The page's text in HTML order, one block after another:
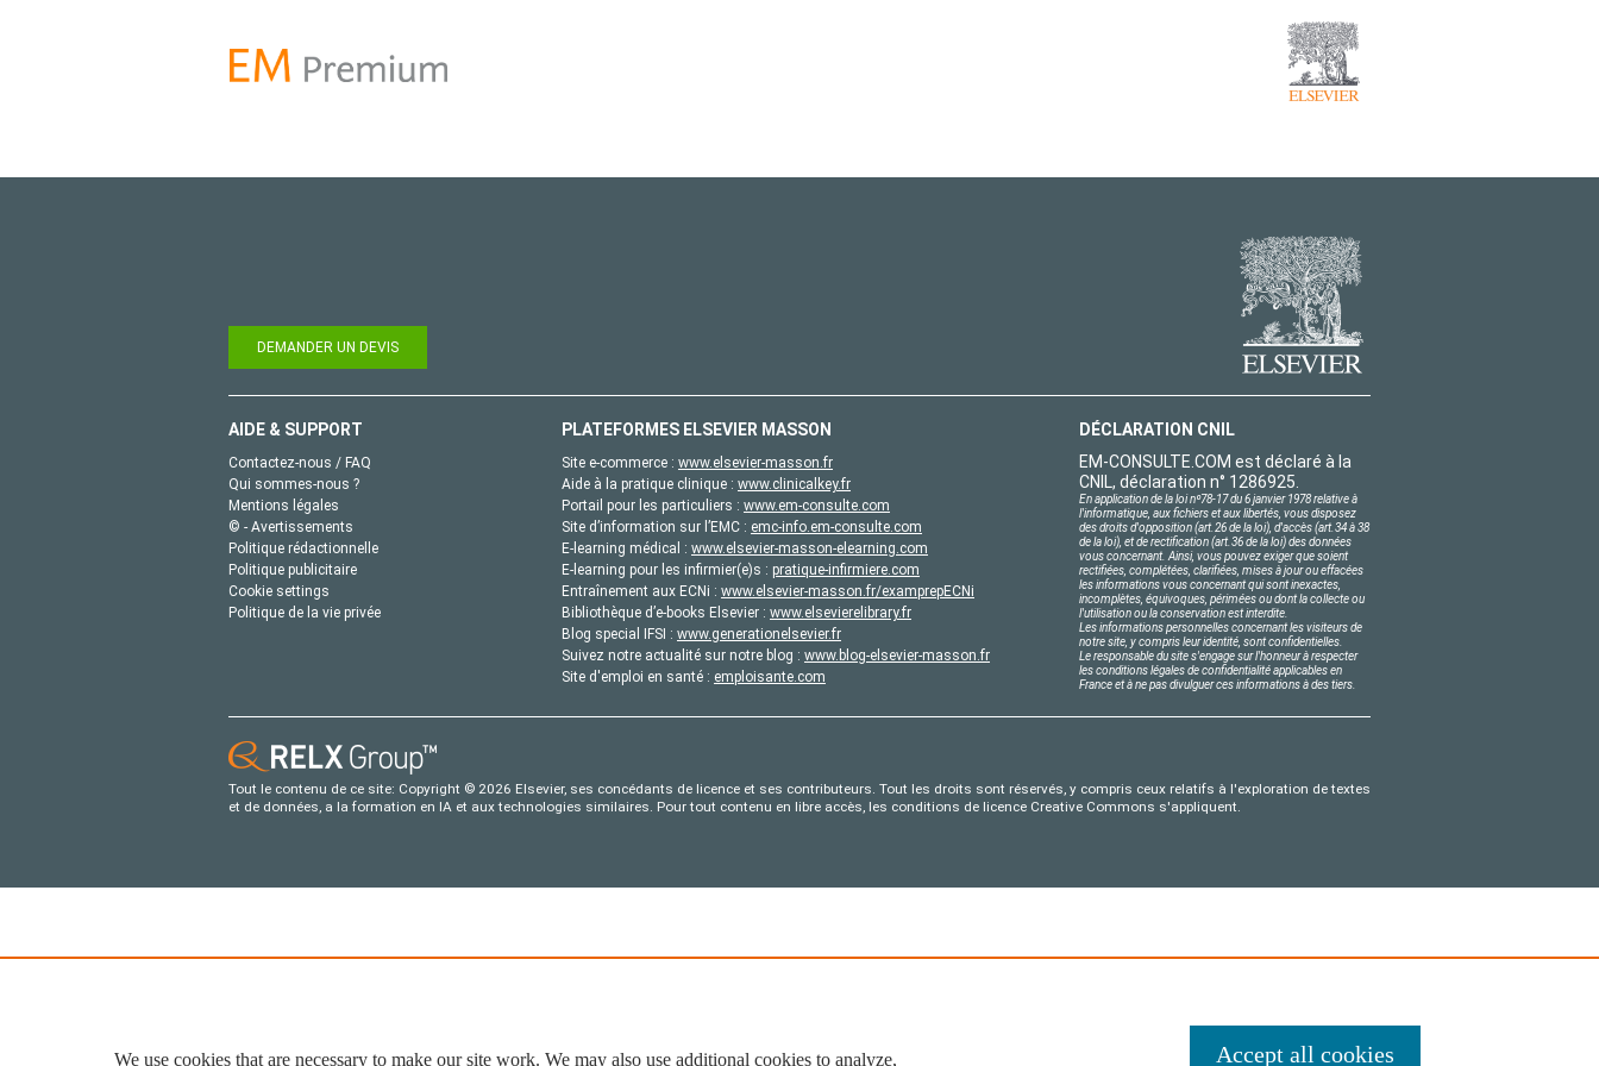
DEMANDER UN DEVIS
AIDE & SUPPORT
Contactez-nous / FAQ
Qui sommes-nous ?
Mentions légales
© - Avertissements
Politique rédactionnelle
Politique publicitaire
Cookie settings
Politique de la vie privée
PLATEFORMES ELSEVIER MASSON
Site e-commerce : www.elsevier-masson.fr
Aide à la pratique clinique : www.clinicalkey.fr
Portail pour les particuliers : www.em-consulte.com
Site d’information sur l’EMC : emc-info.em-consulte.com
E-learning médical : www.elsevier-masson-elearning.com
E-learning pour les infirmier(e)s : pratique-infirmiere.com
Entraînement aux ECNi : www.elsevier-masson.fr/examprepECNi
Bibliothèque d’e-books Elsevier : www.elsevierelibrary.fr
Blog special IFSI : www.generationelsevier.fr
Suivez notre actualité sur notre blog : www.blog-elsevier-masson.fr
Site d'emploi en santé : emploisante.com
DÉCLARATION CNIL
EM-CONSULTE.COM est déclaré à la
CNIL, déclaration n° 1286925.
En application de la loi nº78-17 du 6 janvier 1978 relative à
l'informatique, aux fichiers et aux libertés, vous disposez
des droits d'opposition (art.26 de la loi), d'accès (art.34 à 38
de la loi), et de rectification (art.36 de la loi) des données
vous concernant. Ainsi, vous pouvez exiger que soient
rectifiées, complétées, clarifiées, mises à jour ou effacées
les informations vous concernant qui sont inexactes,
incomplètes, équivoques, périmées ou dont la collecte ou
l'utilisation ou la conservation est interdite.
Les informations personnelles concernant les visiteurs de
notre site, y compris leur identité, sont confidentielles.
Le responsable du site s'engage sur l'honneur à respecter
les conditions légales de confidentialité applicables en
France et à ne pas divulguer ces informations à des tiers.
Tout le contenu de ce site: Copyright © 2026 Elsevier, ses concédants de licence et ses contributeurs. Tout les droits sont réservés, y compris ceux relatifs à l'exploration de textes
et de données, a la formation en IA et aux technologies similaires. Pour tout contenu en libre accès, les conditions de licence Creative Commons s'appliquent.
We use cookies that are necessary to make our site work. We may also use additional cookies to analyze, Accept all cookies